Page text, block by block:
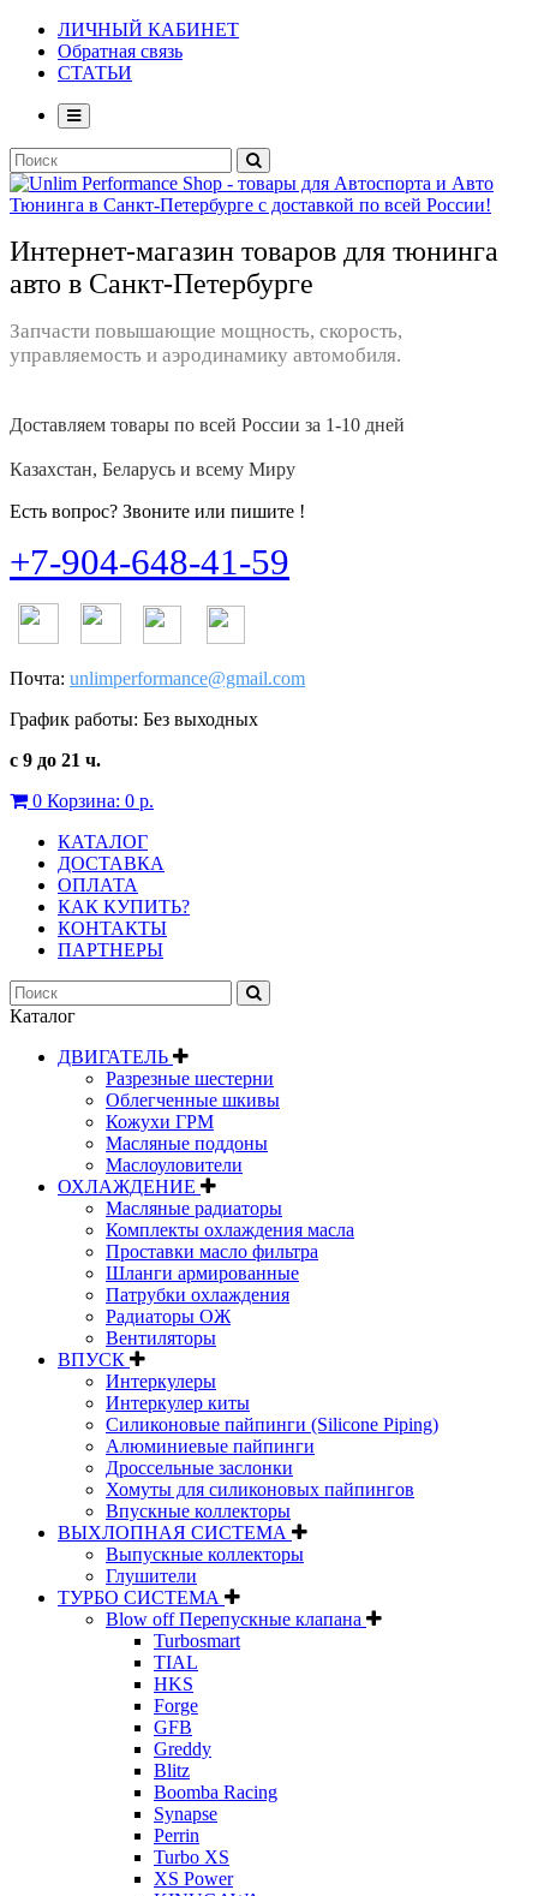
ЛИЧНЫЙ КАБИНЕТ
Обратная связь
СТАТЬИ
Интернет-магазин товаров для тюнинга
авто в Санкт-Петербурге
Запчасти повышающие мощность, скорость,
управляемость и аэродинамику автомобиля.
Доставляем товары по всей России за 1-10 дней
Казахстан, Беларусь и всему Миру
Есть вопрос? Звоните или пишите !
+7-904-648-41-59
Почта: unlimperformance@gmail.com
График работы: Без выходных
с 9 до 21 ч.
0 Корзина: 0 р.
КАТАЛОГ
ДОСТАВКА
ОПЛАТА
КАК КУПИТЬ?
КОНТАКТЫ
ПАРТНЕРЫ
Каталог
ДВИГАТЕЛЬ
Разрезные шестерни
Облегченные шкивы
Кожухи ГРМ
Масляные поддоны
Маслоуловители
ОХЛАЖДЕНИЕ
Масляные радиаторы
Комплекты охлаждения масла
Проставки масло фильтра
Шланги армированные
Патрубки охлаждения
Радиаторы ОЖ
Вентиляторы
ВПУСК
Интеркулеры
Интеркулер киты
Силиконовые пайпинги (Silicone Piping)
Алюминиевые пайпинги
Дроссельные заслонки
Хомуты для силиконовых пайпингов
Впускные коллекторы
ВЫХЛОПНАЯ СИСТЕМА
Выпускные коллекторы
Глушители
ТУРБО СИСТЕМА
Blow off Перепускные клапана
Turbosmart
TIAL
HKS
Forge
GFB
Greddy
Blitz
Boomba Racing
Synapse
Perrin
Turbo XS
XS Power